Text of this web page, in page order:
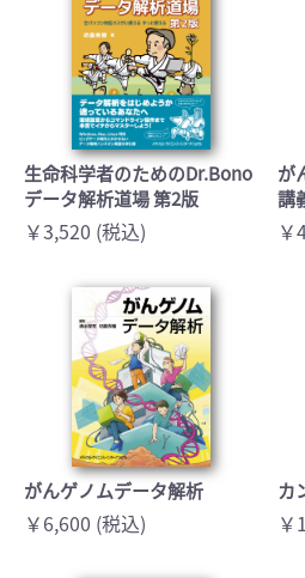
生命科学者のためのDr.Bono
データ解析道場 第2版
￥3,520 (税込)
が
講
￥
がんゲノムデータ解析
￥6,600 (税込)
カ
￥